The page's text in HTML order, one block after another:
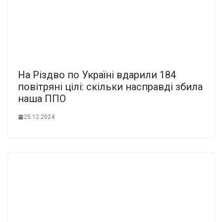
На Різдво по Україні вдарили 184
повітряні цілі: скільки насправді збила
наша ППО
25.12.2024